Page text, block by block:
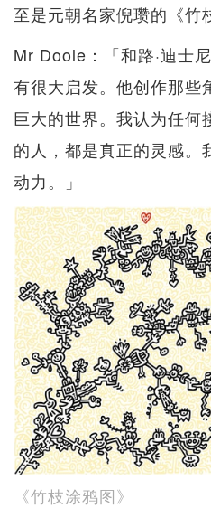
至是元朝名家倪瓒的《竹
Mr Doole：「和路·迪士
有很大启发。他创作那些
巨大的世界。我认为任何
的人，都是真正的灵感。
动力。」
《竹枝涂鸦图》